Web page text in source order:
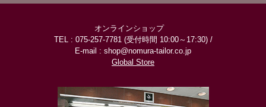
オンラインショップ
TEL : 075-257-7781 (受付時間 10:00～17:30) /
E-mail : shop@nomura-tailor.co.jp
Global Store